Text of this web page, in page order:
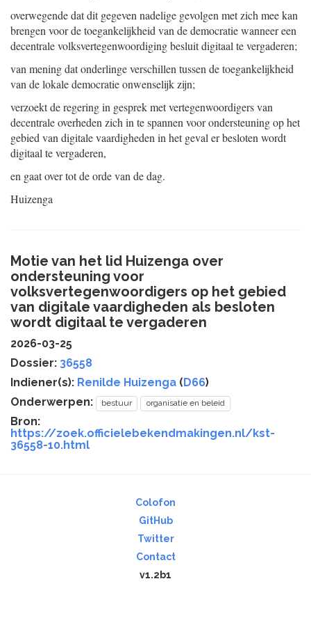
overwegende dat dit gegeven nadelige gevolgen met zich mee kan
brengen voor de toegankelijkheid van de democratie wanneer een
decentrale volksvertegenwoordiging besluit digitaal te vergaderen;
van mening dat onderlinge verschillen tussen de toegankelijkheid
van de lokale democratie onwenselijk zijn;
verzoekt de regering in gesprek met vertegenwoordigers van
decentrale overheden zich in te spannen voor ondersteuning op het
gebied van digitale vaardigheden in het geval er besloten wordt
digitaal te vergaderen,
en gaat over tot de orde van de dag.
Huizenga
Motie van het lid Huizenga over
ondersteuning voor
volksvertegenwoordigers op het gebied
van digitale vaardigheden als besloten
wordt digitaal te vergaderen
2026-03-25
Dossier: 36558
Indiener(s): Renilde Huizenga (D66)
Onderwerpen:
bestuur organisatie en beleid
Bron:
https://zoek.officielebekendmakingen.nl/kst-
36558-10.html
Colofon
GitHub
Twitter
Contact
v1.2b1